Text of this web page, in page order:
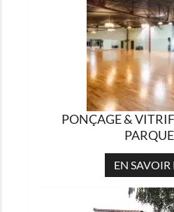
PONÇAGE &
EN SAVOIR